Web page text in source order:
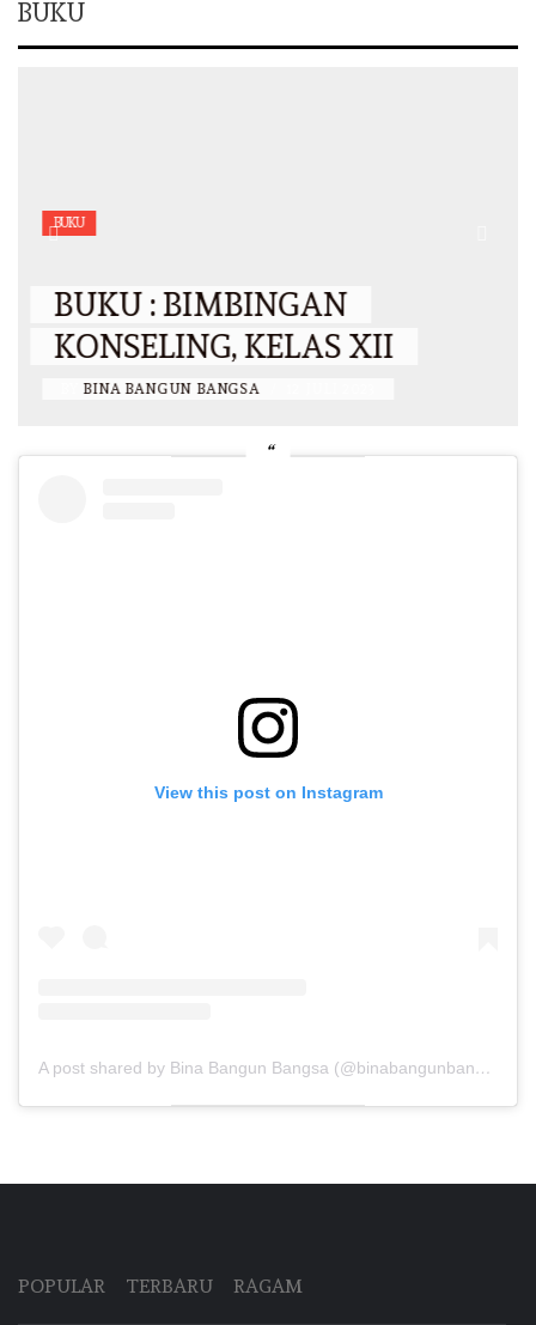
BUKU
BUKU
BUKU : BIMBINGAN
KONSELING, KELAS XII
BINA BANGUN BANGSA
View this post on Instagram
A post shared by Bina Bangun Bangsa (@binabangunbangsa)
POPULAR TERBARU RAGAM